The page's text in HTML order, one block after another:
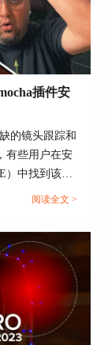
Pro界面中
素材上。然
的节点上。
行进一步调
整效果的不
效果与视频
插件安
的镜头跟踪和
有些用户在安
）中找到该插
论mocha pro
。...
阅读全文 >